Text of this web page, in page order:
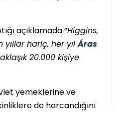
açıklamada “Higgins,
hariç, her yılÁras
20.000 kişiye
yemeklerine ve
de harcandığını